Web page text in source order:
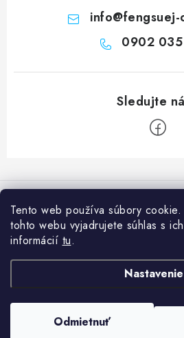
Tento web používa súbory
tohto webu vyjadrujete súhlas s
informácií tu.
Nastavenie
Odmietnuť
info@fengsuej-
0902
á
Prečo nakúpiť u nás?
Obchodné podmienky
Podmienky ochrany osobných údajov
Naša predajňa
Naše predajne
O nás
Feng Šuej Obchod.